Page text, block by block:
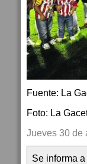
Fuente: La
Foto: La
Jueves 30 de
Se informa